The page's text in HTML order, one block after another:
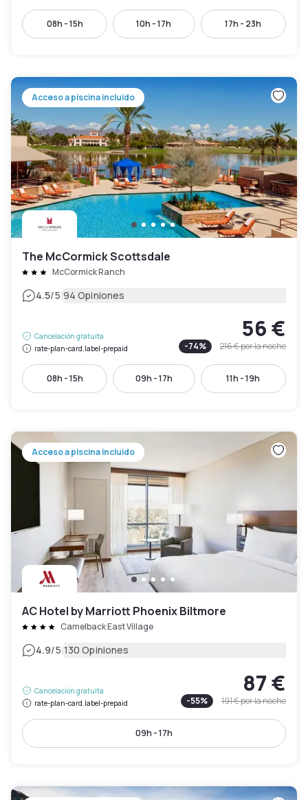
08h - 15h 10h - 17h 17h - 23h
Acceso a piscina incluido
The McCormick Scottsdale
McCormick Ranch
4.5/5|94 Opiniones
Cancelación gratuita
rate-plan-card.label-prepaid
56 €
-74% 216 €por la noche
08h - 15h 09h - 17h 11h - 19h
Acceso a piscina incluido
AC Hotel by Marriott Phoenix Biltmore
Camelback East Village
4.9/5|130 Opiniones
Cancelación gratuita
rate-plan-card.label-prepaid
87 €
-55% 191 €por la noche
09h - 17h